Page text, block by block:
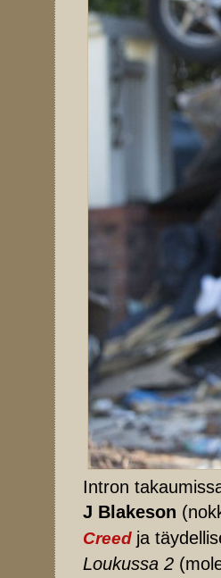
Intron
J Blakeson
Creed ja
Loukussa 2